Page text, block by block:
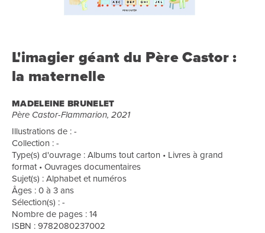
L'imagier géant du Père Castor :
la maternelle
MADELEINE BRUNELET
Père Castor-Flammarion, 2021
Illustrations de : -
Collection : -
Type(s) d'ouvrage : Albums tout carton • Livres à grand
format • Ouvrages documentaires
Sujet(s) : Alphabet et numéros
Âges : 0 à 3 ans
Sélection(s) : -
Nombre de pages : 14
ISBN : 9782080237002